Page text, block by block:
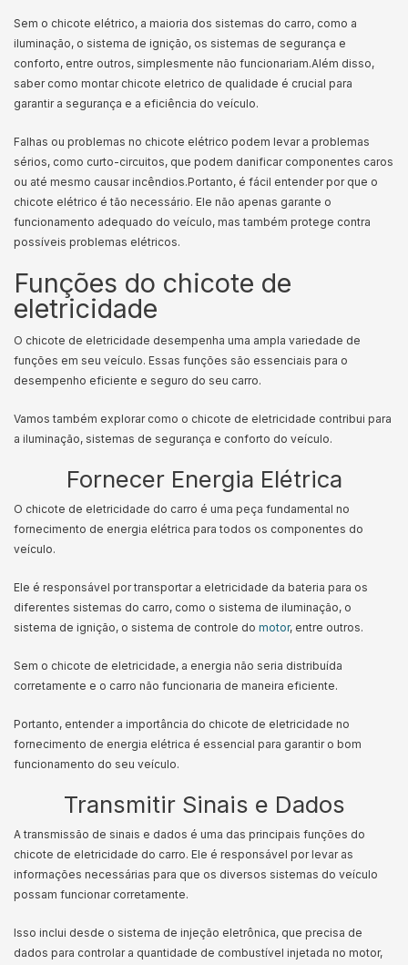
Sem o chicote elétrico, a maioria dos sistemas do carro, como a
iluminação, o sistema de ignição, os sistemas de segurança e
conforto, entre outros, simplesmente não funcionariam.Além disso,
saber como montar chicote eletrico de qualidade é crucial para
garantir a segurança e a eficiência do veículo.
Falhas ou problemas no chicote elétrico podem levar a problemas
sérios, como curto-circuitos, que podem danificar componentes caros
ou até mesmo causar incêndios.Portanto, é fácil entender por que o
chicote elétrico é tão necessário. Ele não apenas garante o
funcionamento adequado do veículo, mas também protege contra
possíveis problemas elétricos.
Funções do chicote de
eletricidade
O chicote de eletricidade desempenha uma ampla variedade de
funções em seu veículo. Essas funções são essenciais para o
desempenho eficiente e seguro do seu carro.
Vamos também explorar como o chicote de eletricidade contribui para
a iluminação, sistemas de segurança e conforto do veículo.
Fornecer Energia Elétrica
O chicote de eletricidade do carro é uma peça fundamental no
fornecimento de energia elétrica para todos os componentes do
veículo.
Ele é responsável por transportar a eletricidade da bateria para os
diferentes sistemas do carro, como o sistema de iluminação, o
sistema de ignição, o sistema de controle do motor, entre outros.
Sem o chicote de eletricidade, a energia não seria distribuída
corretamente e o carro não funcionaria de maneira eficiente.
Portanto, entender a importância do chicote de eletricidade no
fornecimento de energia elétrica é essencial para garantir o bom
funcionamento do seu veículo.
Transmitir Sinais e Dados
A transmissão de sinais e dados é uma das principais funções do
chicote de eletricidade do carro. Ele é responsável por levar as
informações necessárias para que os diversos sistemas do veículo
possam funcionar corretamente.
Isso inclui desde o sistema de injeção eletrônica, que precisa de
dados para controlar a quantidade de combustível injetada no motor,